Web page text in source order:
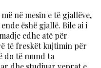
në mesin e të gjallëve,
ëshë gjallë. Bile ai i
edhe atë për
të freskët kujtimin për
do të mund ta